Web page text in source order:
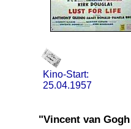
Kino-Start:
25.04.1957
"Vincent van